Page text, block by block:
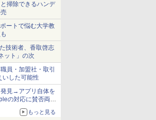
掃除できるハンデ
売
ートで悩む大学教
も
技術者、香取啓志
ット」の次
員・加盟社・取引
いした可能性
見→アプリ自体を
の対応に賛否両論
もっと見る